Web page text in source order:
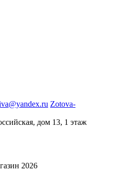
Zotova-
дом 13, 1 этаж
2026